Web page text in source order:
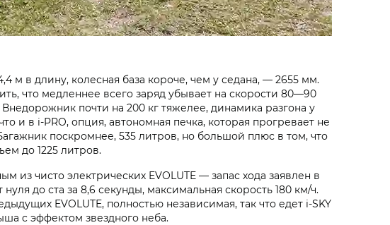
в длину, колесная база короче, чем у седана, — 2655 мм.
что медленнее всего заряд убывает на скорости 80—90
почти на 200 кг тяжелее, динамика разгона у
и в i‑PRO, опция, автономная печка, которая прогревает не
поскромнее, 535 литров, но большой плюс в том, что
до 1225 литров.
из чисто электрических EVOLUTE — запас хода заявлен в
до ста за 8,6 секунды, максимальная скорость 180 км/ч.
EVOLUTE, полностью независимая, так что едет i‑SKY
c эффектом звездного неба.